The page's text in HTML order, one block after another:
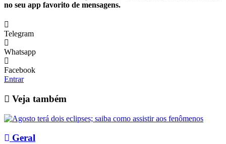
no seu app favorito de mensagens.
Telegram
Whatsapp
Facebook
Entrar
Veja também
Geral